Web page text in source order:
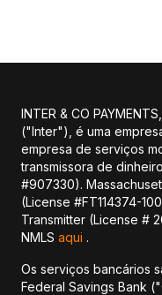
INTER & CO
("Inter"), é uma
empresa de serviços
transmissora de
#907330).
(License #FT114374-
Transmitter (License #
NMLS aqui .
Os serviços bancários
Federal Savings Bank